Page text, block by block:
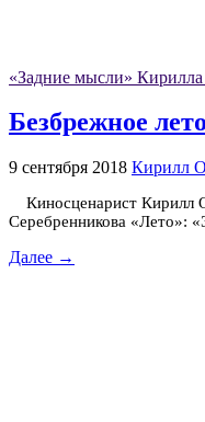
«Задние мысли»
Безбрежное лето
9 сентября 2018 Кирилл
Киносценарист Кирилл
Серебренникова «Лето»:
Далее →